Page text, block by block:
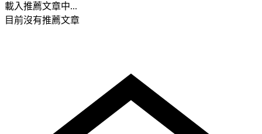
載入推薦文章中...
目前沒有推薦文章